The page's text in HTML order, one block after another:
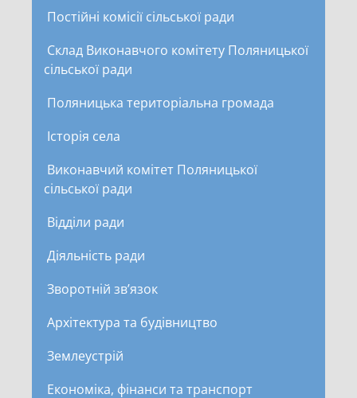
Постійні комісії сільської ради
Склад Виконавчого комітету Поляницької
сільської ради
Поляницька територіальна громада
Історія села
Виконавчий комітет Поляницької
сільської ради
Відділи ради
Діяльність ради
Зворотній зв’язок
Архітектура та будівництво
Землеустрій
Економіка, фінанси та транспорт